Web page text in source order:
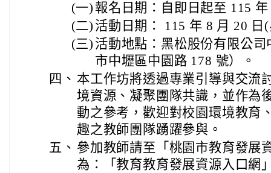
(一) 報名日期：自即日起至 115
(二) 活動日期： 115 年 8 月 20
(三) 活動地點：黑松股份有限公
市中壢區中園路 178 號）。
四、 本工作坊將透過專業引導與交流
境資源、凝聚團隊共識，並作為
動之參考，歡迎對校園環境教育
趣之教師團隊踴躍參與。
五、 參加教師請至「桃園市教育發展
為：「教育教育發展資源入口